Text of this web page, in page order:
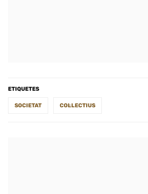
ETIQUETES
SOCIETAT COL·LECTIUS